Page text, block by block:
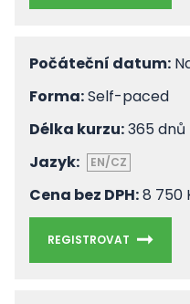
Počáteční datum:
Forma:Self-paced
Délka kurzu:365 dnů
Jazyk:
EN/CZ
Cena bez DPH:8 750
REGISTROVAT